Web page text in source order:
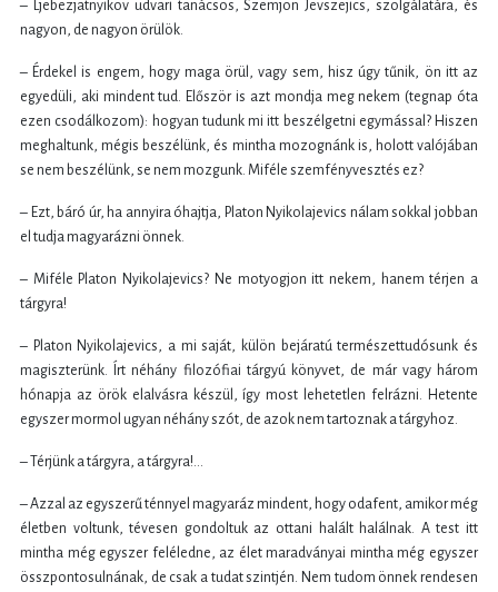
– Ljebezjatnyikov udvari tanácsos, Szemjon Jevszejics, szolgálatára, és
nagyon, de nagyon örülök.
– Érdekel is engem, hogy maga örül, vagy sem, hisz úgy tűnik, ön itt az
egyedüli, aki mindent tud. Először is azt mondja meg nekem (tegnap óta
ezen csodálkozom): hogyan tudunk mi itt beszélgetni egymással? Hiszen
meghaltunk, mégis beszélünk, és mintha mozognánk is, holott valójában
se nem beszélünk, se nem mozgunk. Miféle szemfényvesztés ez?
– Ezt, báró úr, ha annyira óhajtja, Platon Nyikolajevics nálam sokkal jobban
el tudja magyarázni önnek.
– Miféle Platon Nyikolajevics? Ne motyogjon itt nekem, hanem térjen a
tárgyra!
– Platon Nyikolajevics, a mi saját, külön bejáratú természettudósunk és
magiszterünk. Írt néhány filozófiai tárgyú könyvet, de már vagy három
hónapja az örök elalvásra készül, így most lehetetlen felrázni. Hetente
egyszer mormol ugyan néhány szót, de azok nem tartoznak a tárgyhoz.
– Térjünk a tárgyra, a tárgyra!...
– Azzal az egyszerű ténnyel magyaráz mindent, hogy odafent, amikor még
életben voltunk, tévesen gondoltuk az ottani halált halálnak. A test itt
mintha még egyszer feléledne, az élet maradványai mintha még egyszer
összpontosulnának, de csak a tudat szintjén. Nem tudom önnek rendesen